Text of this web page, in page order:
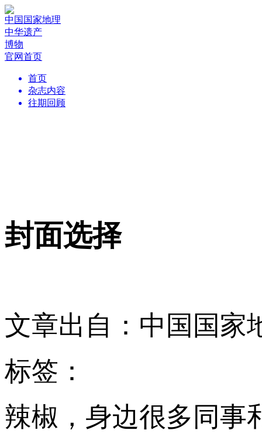
中国国家地理
中华遗产
博物
官网首页
首页
杂志内容
往期回顾
封面选择
文章出自：中国国家
标签：
辣椒，身边很多同事